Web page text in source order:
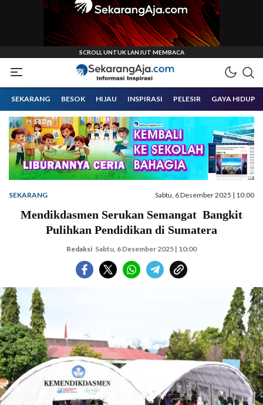
Sekarangaja
Informasi Inspirasi Malang Raya
SEKARANG BESOK HIJAU INSPIRASI PELESIR GAYA HIDUP
SEKARANG Sabtu, 6 Desember 2025 | 10:00
Mendikdasmen Serukan Semangat Bangkit
Pulihkan Pendidikan di Sumatera
Redaksi Sabtu, 6 Desember 2025 | 10:00